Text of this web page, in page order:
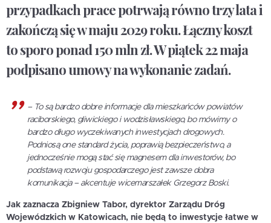
przypadkach prace potrwają równo trzy lata i
zakończą się w maju 2029 roku. Łączny koszt
to sporo ponad 150 mln zł. W piątek 22 maja
podpisano umowy na wykonanie zadań.
– To są bardzo dobre informacje dla mieszkańców powiatów
raciborskiego, gliwickiego i wodzisławskiego, bo mówimy o
bardzo długo wyczekiwanych inwestycjach drogowych.
Podniosą one standard życia, poprawią bezpieczeństwo, a
jednocześnie mogą stać się magnesem dla inwestorów, bo
podstawą rozwoju gospodarczego jest zawsze dobra
komunikacja – akcentuje wicemarszałek Grzegorz Boski.
Jak zaznacza Zbigniew Tabor, dyrektor Zarządu Dróg
Wojewódzkich w Katowicach, nie będą to inwestycje łatwe w